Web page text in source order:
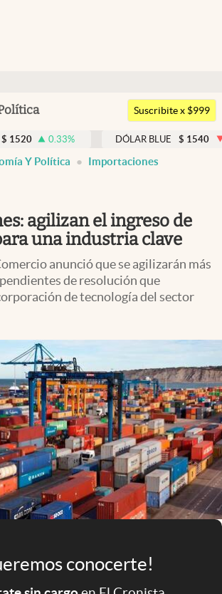
Argentina
Uruguay
Suscribite x $999
0.33% DÓLAR BLUE $ 1540 -0.32%
Y Política Importaciones
agilizan el ingreso de
una industria clave
anunció que se agilizarán más
de resolución que
de tecnología del sector
conocerte!